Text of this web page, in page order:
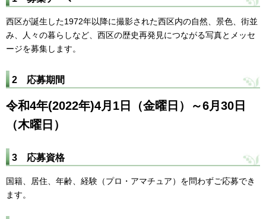
西区が誕生した1972年以降に撮影された西区内の自然、景色、街並
み、人々の暮らしなど、西区の歴史再発見につながる写真とメッセ
ージを募集します。
2 応募期間
令和4年(2022年)4月1日（金曜日）～6月30日
（木曜日）
3 応募資格
国籍、居住、年齢、経験（プロ・アマチュア）を問わずご応募でき
ます。